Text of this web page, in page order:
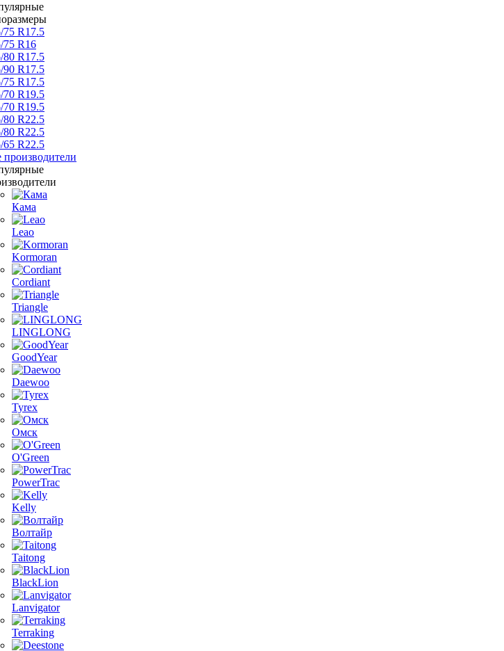
75 R17.5
75 R16
80 R17.5
90 R17.5
75 R17.5
70 R19.5
70 R19.5
80 R22.5
80 R22.5
65 R22.5
производители
Кама
Leao
Kormoran
Cordiant
Triangle
LINGLONG
GoodYear
Daewoo
Tyrex
Омск
O'Green
PowerTrac
Kelly
Волтайр
Taitong
BlackLion
Lanvigator
Terraking